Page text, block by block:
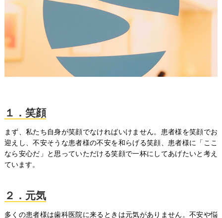
１．笑顔
まず、私たち自身が笑顔でなければいけません。患者様を笑顔でお
迎えし、不安そうな患者様の不安を和らげる笑顔、患者様に「ここ
なら安心だ」と思っていただける笑顔で一杯にしてあげたいと考え
ています。
２．元気
多くの患者様は歯科医院に来るときは元気がありません。不安や悩